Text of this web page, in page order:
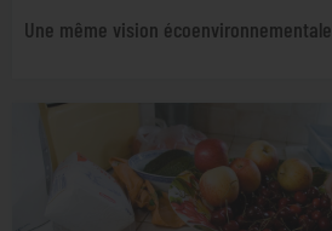
Une même vision écoenvironnementale